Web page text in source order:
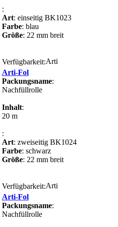
:
Art: einseitig BK1023
Farbe: blau
Größe: 22 mm breit
Verfügbarkeit:
Arti-Fol
Packungsname:
Nachfüllrolle
Inhalt:
20 m
:
Art: zweiseitig BK1024
Farbe: schwarz
Größe: 22 mm breit
Verfügbarkeit:
Arti-Fol
Packungsname:
Nachfüllrolle